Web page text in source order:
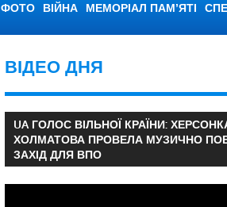
ФОТО ВІЙНА МЕМОРІАЛ ПАМ’ЯТІ
ВІДЕО ДНЯ
UA ГОЛОС ВІЛЬНОЇ КРАЇНИ:
ХОЛМАТОВА ПРОВЕЛА МУЗИЧНО
ЗАХІД ДЛЯ ВПО